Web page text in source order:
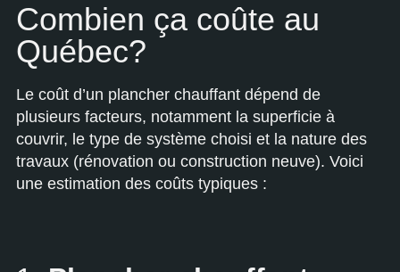
Combien ça coûte au
Québec?
Le coût d’un plancher chauffant dépend de
plusieurs facteurs, notamment la superficie à
couvrir, le type de système choisi et la nature des
travaux (rénovation ou construction neuve). Voici
une estimation des coûts typiques :